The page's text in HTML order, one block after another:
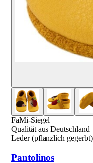
FaMi-Siegel
Qualität aus Deutschland
Leder (pflanzlich gegerbt)
Pantolinos